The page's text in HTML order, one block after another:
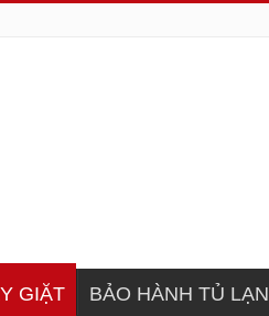
GIẶT BẢO HÀNH TỦ